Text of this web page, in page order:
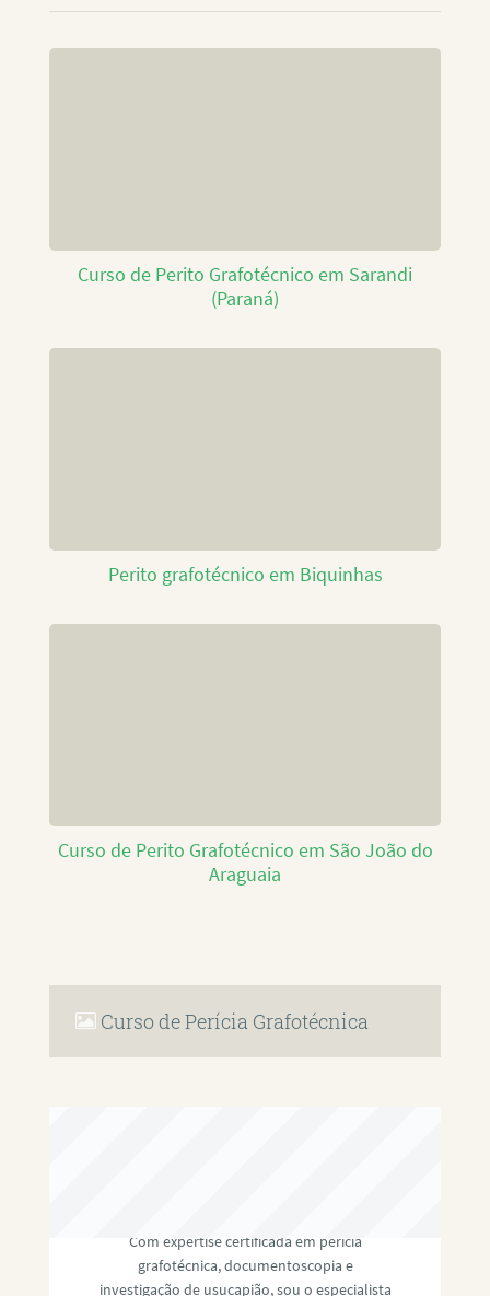
Curso de Perito Grafotécnico em Sarandi
(Paraná)
Perito grafotécnico em Biquinhas
Curso de Perito Grafotécnico em São João do
Araguaia
Curso de Perícia Grafotécnica
Com expertise certificada em perícia
grafotécnica, documentoscopia e
investigação de usucapião, sou o especialista